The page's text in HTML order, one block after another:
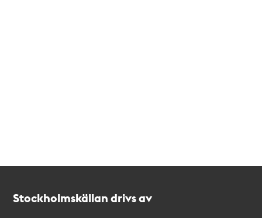
Stockholmskällan drivs av